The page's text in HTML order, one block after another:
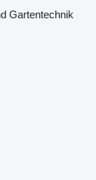
Gartentechnik